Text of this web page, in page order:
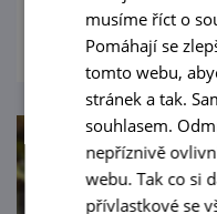
musíme říct o
Pomáhají se
tomto webu,
stránek a tak.
souhlasem.
nepříznivě
webu. Tak co si
přívlastkové se